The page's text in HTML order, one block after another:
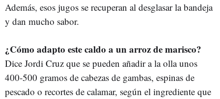
Además, esos jugos se recuperan al desglasar la bandeja
y dan mucho sabor.
¿Cómo adapto este caldo a un arroz de marisco?
Dice Jordi Cruz que se pueden añadir a la olla unos
400-500 gramos de cabezas de gambas, espinas de
pescado o recortes de calamar, según el ingrediente que